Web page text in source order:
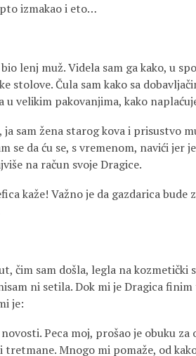
izmakao i eto…
lenj muž. Videla sam ga kako, u
stolove. Čula sam kako sa
u velikim pakovanjima, kako
ja sam žena starog kova i prisustvo
se da ću se, s vremenom, navići jer
na račun svoje Dragice.
kaže! Važno je da gazdarica
čim sam došla, legla na
ni setila. Dok mi je Dragica
je:
Peca moj, prošao je obuku
tretmane. Mnogo mi pomaže, od